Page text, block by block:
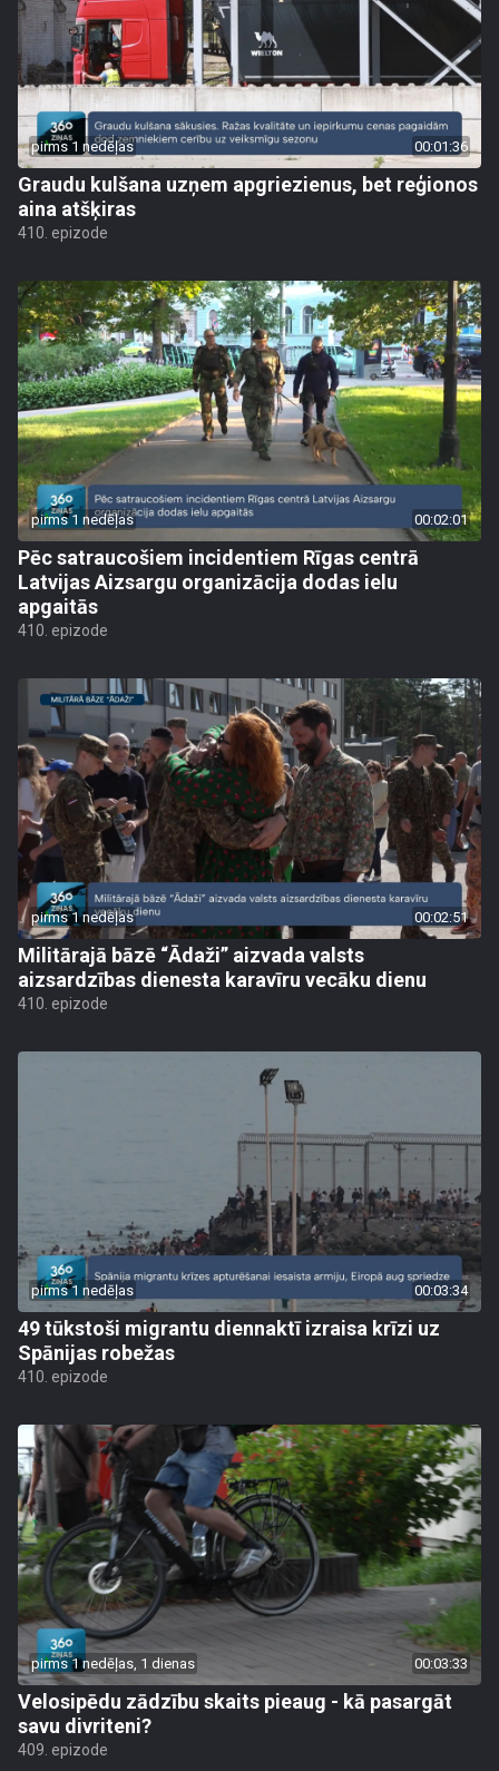
pirms 1 nedēļas 00:01:36
Graudu kulšana uzņem apgriezienus, bet reģionos
aina atšķiras
410. epizode
pirms 1 nedēļas 00:02:01
Pēc satraucošiem incidentiem Rīgas centrā
Latvijas Aizsargu organizācija dodas ielu
apgaitās
410. epizode
pirms 1 nedēļas 00:02:51
Militārajā bāzē “Ādaži” aizvada valsts
aizsardzības dienesta karavīru vecāku dienu
410. epizode
pirms 1 nedēļas 00:03:34
49 tūkstoši migrantu diennaktī izraisa krīzi uz
Spānijas robežas
410. epizode
pirms 1 nedēļas, 1 dienas 00:03:33
Velosipēdu zādzību skaits pieaug - kā pasargāt
savu divriteni?
409. epizode